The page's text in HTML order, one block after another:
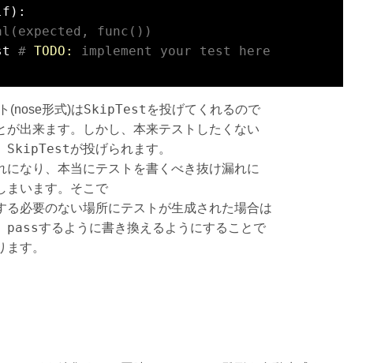
:
func())
# TODO: implement your test here
(nose形式)はSkipTest を投げてくれるので
が出来ます。しかし、本来テストしたくない
SkipTestが投げられます。
になり、本当にテストを書くべき抜け漏れに
まいます。そこで
る必要のない場所にテストが生成された場合は
passするように書き換えるようにすることで
す。